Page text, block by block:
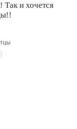
Так и хочется